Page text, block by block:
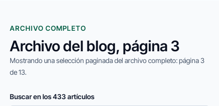
ARCHIVO COMPLETO
Archivo del blog, página 3
Mostrando una selección paginada del archivo completo: página 3
de 13.
Buscar en los 433 artículos